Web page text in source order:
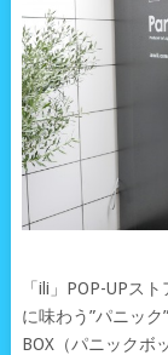
「ili」POP-UPス
に味わう”パニッ
BOX（パニックボ